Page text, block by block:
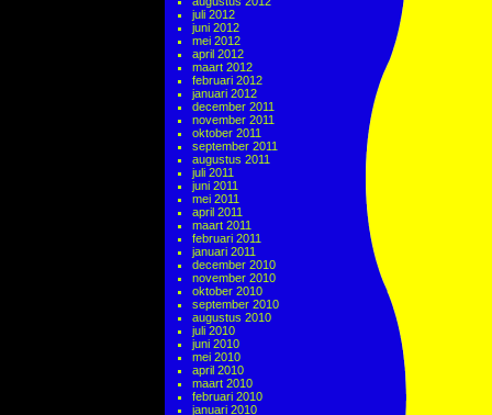
juli 2012
juni 2012
mei 2012
april 2012
maart 2012
februari 2012
januari 2012
december 2011
november 2011
oktober 2011
september 2011
augustus 2011
juli 2011
juni 2011
mei 2011
april 2011
maart 2011
februari 2011
januari 2011
december 2010
november 2010
oktober 2010
september 2010
augustus 2010
juli 2010
juni 2010
mei 2010
april 2010
maart 2010
februari 2010
januari 2010